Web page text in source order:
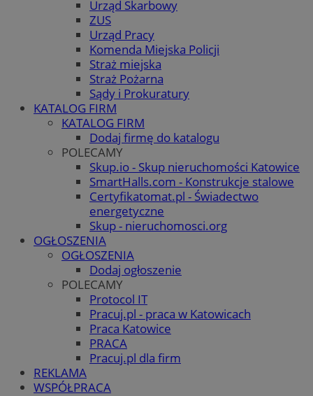
Urząd Skarbowy
ZUS
Urząd Pracy
Komenda Miejska Policji
Straż miejska
Straż Pożarna
Sądy i Prokuratury
KATALOG FIRM
KATALOG FIRM
Dodaj firmę do katalogu
POLECAMY
Skup.io - Skup nieruchomości Katowice
SmartHalls.com - Konstrukcje stalowe
Certyfikatomat.pl - Świadectwo
energetyczne
Skup - nieruchomosci.org
OGŁOSZENIA
OGŁOSZENIA
Dodaj ogłoszenie
POLECAMY
Protocol IT
Pracuj.pl - praca w Katowicach
Praca Katowice
PRACA
Pracuj.pl dla firm
REKLAMA
WSPÓŁPRACA